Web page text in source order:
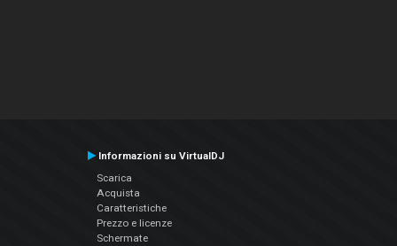
Informazioni su VirtualDJ
Scarica
Acquista
Caratteristiche
Prezzo e licenze
Schermate